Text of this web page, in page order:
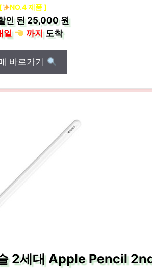
[ NO.4 제품 ]
인 된25,000 원
일
까지도착
바로가기
2세대 Apple Pencil